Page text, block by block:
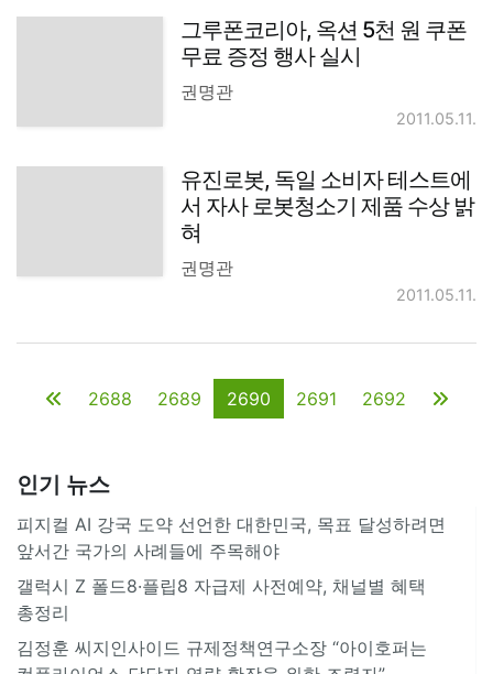
그루폰코리아, 옥션 5천 원 쿠폰
무료 증정 행사 실시
권명관
2011.05.11.
유진로봇, 독일 소비자 테스트에
서 자사 로봇청소기 제품 수상 밝
혀
권명관
2011.05.11.
2688 2689 2690 2691 2692
인기 뉴스
피지컬 AI 강국 도약 선언한 대한민국, 목표 달성하려면
앞서간 국가의 사례들에 주목해야
갤럭시 Z 폴드8·플립8 자급제 사전예약, 채널별 혜택
총정리
김정훈 씨지인사이드 규제정책연구소장 “아이호퍼는